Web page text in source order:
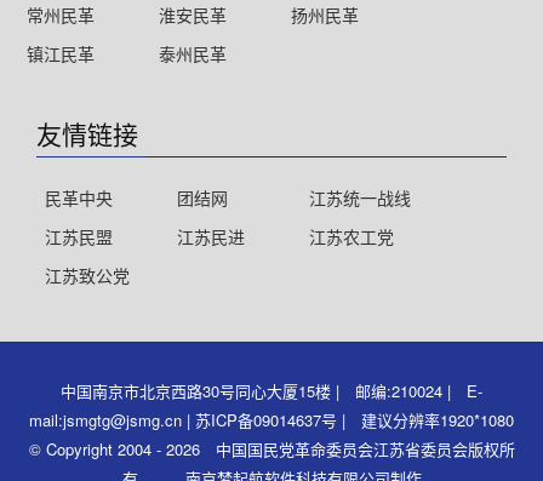
常州民革
淮安民革
扬州民革
镇江民革
泰州民革
友情链接
民革中央 团结网
江苏统一战线
江苏民盟
江苏民进
江苏农工党
江苏致公党
中国南京市北京西路30号同心大厦15楼 | 邮编:210024 | E-
mail:jsmgtg@jsmg.cn | 苏ICP备09014637号 | 建议分辨率1920*1080
© Copyright 2004 - 2026 中国国民党革命委员会江苏省委员会版权所